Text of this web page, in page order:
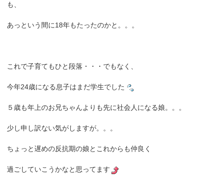
も、
あっという間に18年もたったのかと。。。
これで子育てもひと段落・・・でもなく、
今年24歳になる息子はまだ学生でした
５歳も年上のお兄ちゃんよりも先に社会人になる娘。。。
少し申し訳ない気がしますが。。。
ちょっと遅めの反抗期の娘とこれからも仲良く
過ごしていこうかなと思ってます